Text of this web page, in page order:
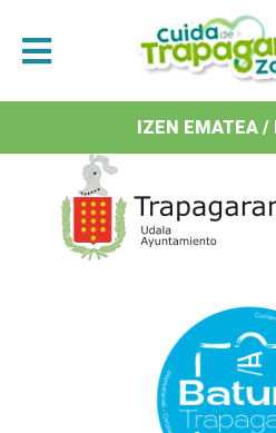
Antolatzaileak
IZEN EMATEA /